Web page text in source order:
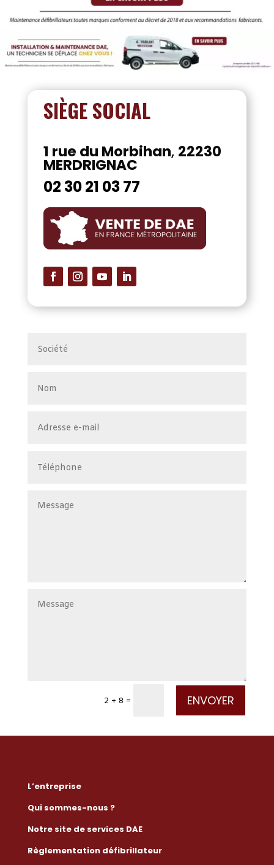
SIÈGE SOCIAL
1 rue du Morbihan, 22230
MERDRIGNAC
02 30 21 03 77
2 + 8 = ENVOYER
L’entreprise
Qui sommes-nous ?
Notre site de services DAE
Règlementation défibrillateur